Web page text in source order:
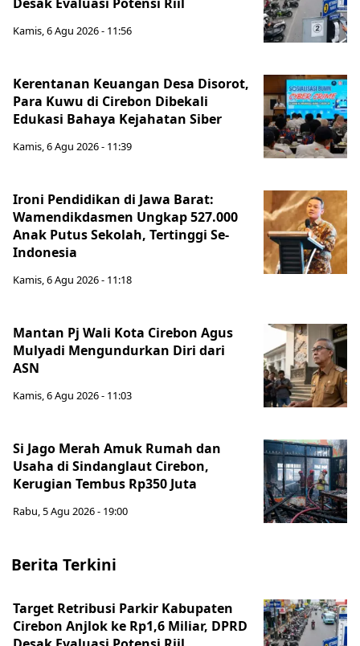
Kamis, 6 Agu 2026 - 11:56
Kerentanan Keuangan Desa Disorot,
Para Kuwu di Cirebon Dibekali
Edukasi Bahaya Kejahatan Siber
Kamis, 6 Agu 2026 - 11:39
Ironi Pendidikan di Jawa Barat:
Wamendikdasmen Ungkap 527.000
Anak Putus Sekolah, Tertinggi Se-
Indonesia
Kamis, 6 Agu 2026 - 11:18
Mantan Pj Wali Kota Cirebon Agus
Mulyadi Mengundurkan Diri dari
ASN
Kamis, 6 Agu 2026 - 11:03
Si Jago Merah Amuk Rumah dan
Usaha di Sindanglaut Cirebon,
Kerugian Tembus Rp350 Juta
Rabu, 5 Agu 2026 - 19:00
Berita Terkini
Target Retribusi Parkir Kabupaten
Cirebon Anjlok ke Rp1,6 Miliar, DPRD